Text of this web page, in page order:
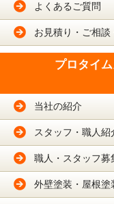
よくあるご質問
お見積り・ご相談
プロタイ
当社の紹介
スタッフ・職人紹
職人・スタッフ募
外壁塗装・屋根塗